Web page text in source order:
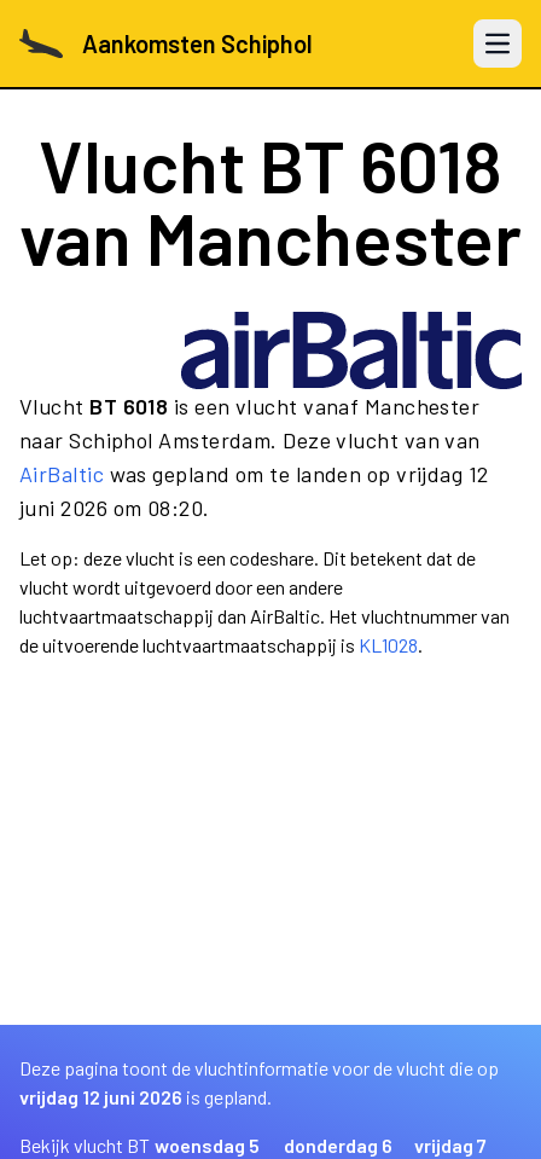
Aankomsten Schiphol Open
Vlucht BT 6018
van Manchester
Vlucht BT 6018 is een vlucht vanaf Manchester
naar Schiphol Amsterdam. Deze vlucht van van
AirBaltic was gepland om te landen op vrijdag 12
juni 2026 om 08:20.
Let op: deze vlucht is een codeshare. Dit betekent dat de
vlucht wordt uitgevoerd door een andere
luchtvaartmaatschappij dan AirBaltic. Het vluchtnummer van
de uitvoerende luchtvaartmaatschappij is KL1028.
Deze pagina toont de vluchtinformatie voor de vlucht die op
vrijdag 12 juni 2026 is gepland.
Bekijk vlucht BT woensdag 5
donderdag 6
vrijdag 7